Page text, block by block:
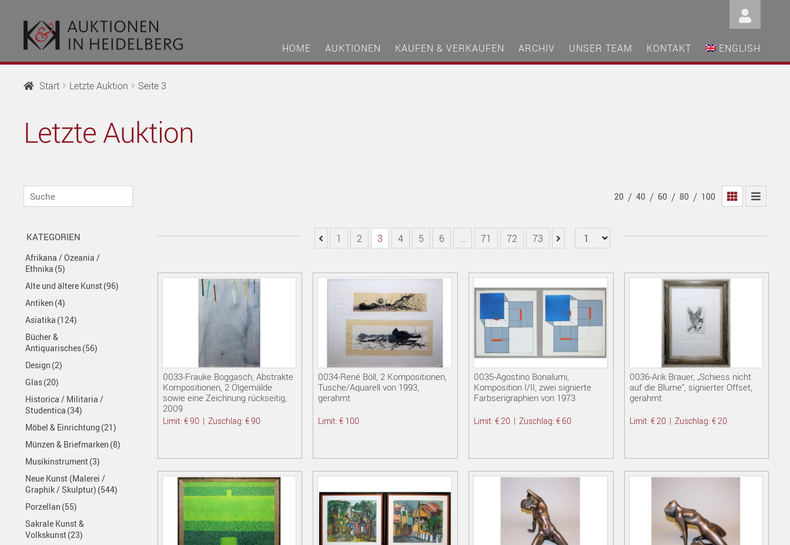
Navigation
springen
zum
Inhalt
HOME AUKTIONEN KAUFEN & VERKAUFEN ARCHIV UNSER TEAM KONTAKT ENGLISH
Start Letzte Auktion Seite 3
Letzte Auktion
20 / 40 / 60 / 80 / 100
1 2 3 4 5 6 … 71 72 73
0033-Frauke Boggasch, Abstrakte
Kompositionen, 2 Ölgemälde
sowie eine Zeichnung rückseitig,
2009
Limit: € 90 | Zuschlag: € 90
0034-René Böll, 2 Kompositionen,
Tusche/Aquarell von 1993,
gerahmt
Limit: € 100
0035-Agostino Bonalumi,
Komposition I/II, zwei signierte
Farbserigraphien von 1973
Limit: € 20 |Zuschlag: € 60
0036-Arik Brauer, „Schiess nicht
auf die Blume“, signierter Offset,
gerahmt
Limit: € 20 | Zuschlag: € 20
Suche
KATEGORIEN
Afrikana / Ozeania /
Ethnika (5)
Alte und ältere Kunst(96)
Antiken (4)
Asiatika (124)
Bücher &
Antiquarisches(56)
Design (2)
Glas(20)
Historica / Militaria /
Studentica (34)
Möbel & Einrichtung (21)
Münzen & Briefmarken (8)
Musikinstrument(3)
Neue Kunst (Malerei /
Graphik / Skulptur) (544)
Porzellan (55)
Sakrale Kunst &
Volkskunst(23)